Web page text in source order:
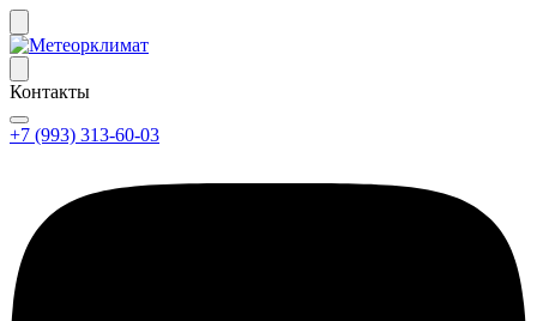
Контакты
+7 (993) 313-60-03